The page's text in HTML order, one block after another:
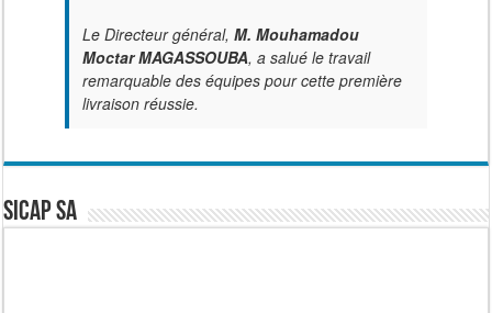
Le Directeur général, M. Mouhamadou
Moctar MAGASSOUBA, a salué le travail
remarquable des équipes pour cette première
livraison réussie.
SICAP SA